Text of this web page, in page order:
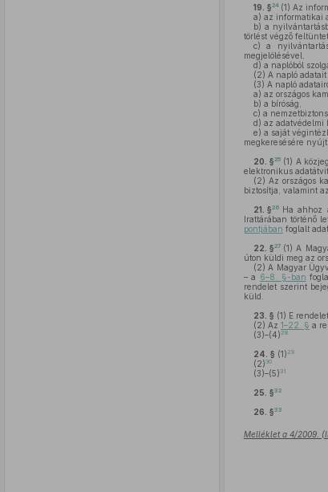
19. §24 (1) Az
a) az informatikai
b) a
törlést végző
c) a
megjelölésével,
d) a naplóból
(2) A napló
(3) A napló
a) az országos
b) a bíróság,
c) a
d) az adatvédelmi
e) a saját
megkeresésére nyújt
20. §25 (1) A
elektronikus
(2) Az országos
biztosítja, valamint
21. §26 Ha ahhoz
Irattárában történő
pontjában foglalt
22. §27 (1) A
úton küldi meg az
(2) A Magyar
– a 6–8. §-ban
rendelet szerint
küld.
23. § (1) E
(2) Az 1–22. § a
(3)–(4) 28
24. § (1) 29
(2) 30
(3)–(5) 31
25. §32
26. §33
Melléklet a 4/2009.